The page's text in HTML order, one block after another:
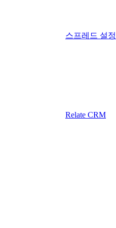
스프레드 설
Relate CRM